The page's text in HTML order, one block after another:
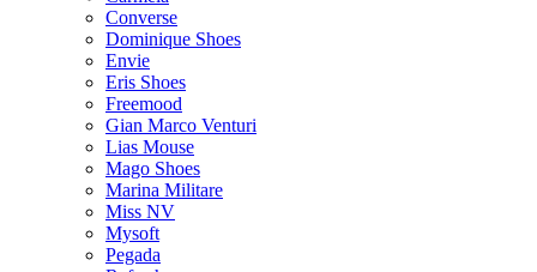
Converse
Dominique Shoes
Envie
Eris Shoes
Freemood
Gian Marco Venturi
Lias Mouse
Mago Shoes
Marina Militare
Miss NV
Mysoft
Pegada